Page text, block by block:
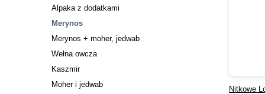
Alpaka z dodatkami
Merynos
Merynos + moher, jedwab
Wełna owcza
Kaszmir
Moher i jedwab
Nitkowe